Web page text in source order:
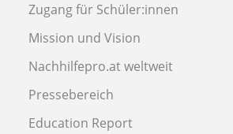
Zugang für Schüler:innen
Mission und Vision
Nachhilfepro.at weltweit
Pressebereich
Education Report